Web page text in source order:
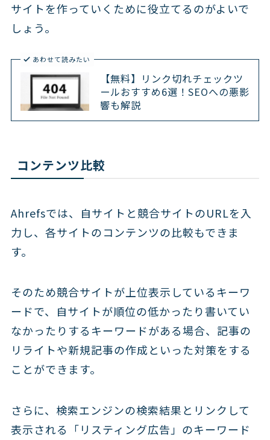
サイトを作っていくために役立てるのがよいで
しょう。
あわせて読みたい
【無料】リンク切れチェックツ
ールおすすめ6選！SEOへの悪影
響も解説
コンテンツ比較
Ahrefsでは、自サイトと競合サイトのURLを入
力し、各サイトのコンテンツの比較もできま
す。
そのため競合サイトが上位表示しているキーワ
ードで、自サイトが順位の低かったり書いてい
なかったりするキーワードがある場合、記事の
リライトや新規記事の作成といった対策をする
ことができます。
さらに、検索エンジンの検索結果とリンクして
表示される「リスティング広告」のキーワード